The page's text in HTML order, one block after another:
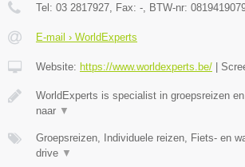
Tel: 03 2817927 , Fax: - , BTW-nr:
E-mail › WorldExperts
Website: https://www.worldexperts.be/
WorldExperts is specialist in groepsreizen
naar ▼
Groepsreizen, Individuele reizen, Fiets- en
drive ▼